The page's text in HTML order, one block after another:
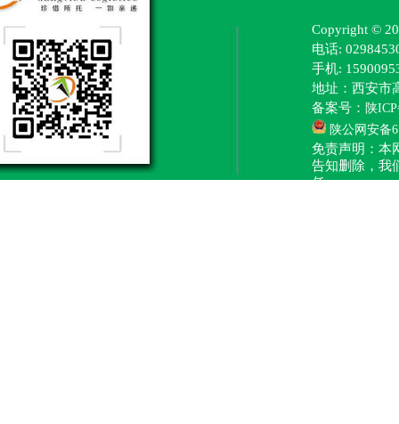
Copyright ©
电话:
手机:
地址：西安市
备案号： 陕
陕公网安备
免责声明：本
告知删除，我
任。